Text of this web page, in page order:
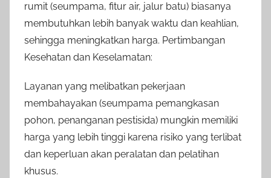
rumit (seumpama, fitur air, jalur batu) biasanya
membutuhkan lebih banyak waktu dan keahlian,
sehingga meningkatkan harga. Pertimbangan
Kesehatan dan Keselamatan:
Layanan yang melibatkan pekerjaan
membahayakan (seumpama pemangkasan
pohon, penanganan pestisida) mungkin memiliki
harga yang lebih tinggi karena risiko yang terlibat
dan keperluan akan peralatan dan pelatihan
khusus.